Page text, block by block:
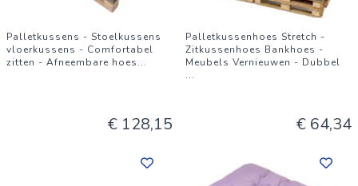
Palletkussens - Stoelkussens
vloerkussens - Comfortabel
zitten - Afneembare hoes...
€ 128,15
Palletkussenhoes Stretch -
Zitkussenhoes Bankhoes -
Meubels Vernieuwen - Dubbel
...
€ 64,34